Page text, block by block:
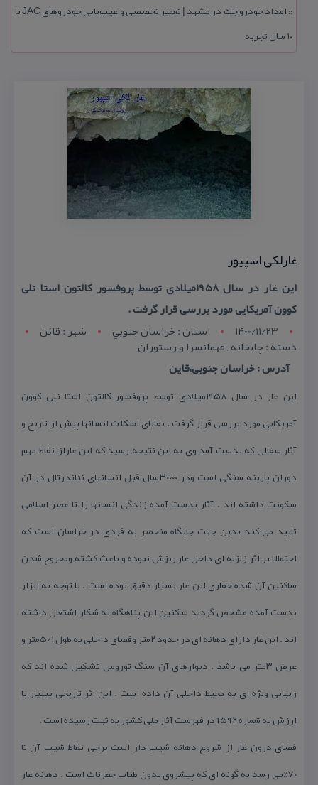
::
امداد خودرو جك در مشهد | تعمیر تخصصی و عیب‌یابی خودروهای JAC با
۱۰ سال تجربه
غارلكی اسپیور
این غار در سال ۱۹۵۸میلادی توسط پروفسور كالتون استا نلی
كوون آمریكایی مورد بررسی قرار گرفت .
1400/11/23
استان : خراسان جنوبي شهر : قائن
دسته : چایخانه , مهمانسرا و رستوران
آدرس : خراسان جنوبی،قاین
این غار در سال ۱۹۵۸میلادی توسط پروفسور كالتون استا نلی كوون
آمریكایی مورد بررسی قرار گرفت . بقایای اسكلت انسانها پیش از تاریخ و
آثار سفالی كه بدست آمد وی به این نتیجه رسید كه این غاراز نقاط مهم
دوران پارینه سنگی است ودر ۳۰۰۰۰سال قبل انسانهای نئاندرتال در آن
سكونت داشته اند . آثار بدست آمده زندگی انسانها را تا عصر اسلامی
تایید می كند بدین جهت جایگاه منحصر به فردی در خراسان است كه
احتمالا بر اثر زلزله ای داخل غار ریزش نموده و باعث كشته ومجروح شدن
ساكنین آن شده حفاری این غار بسیار دقیق بوده است . با توجه به ابزار
بدست آمده مشخص گردید ساكنین این پناهگاه به شكار اشتغال داشته
اند . این غار دارای دهانه ای در حدود ۲متر وفضای داخلی به طول ۵/۱متر و
عرض ۳متر می باشد . دیوارهای آن سنگ توروس تشكیل شده اند كه
زیبایی ویژه ای به محیط داخلی آن داده است . این اثر تاریخی بسیار با
ارزش به شماره ۹۵۹۲در فهرست آثار ملی كشور به ثبت رسیده است .
فضای درون غار از شروع دهانه شیب دار است برخی نقاط شیب آن تا
۷۰%می رسد به گونه ای كه پیشروی بدون طناب خطرناك است . دهانه غار